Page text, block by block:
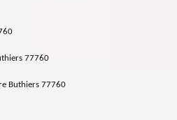
77760
Buthiers 77760